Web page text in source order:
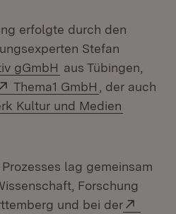
erfolgte durch den
Stefan
gGmbH (Öffnet in neuem
aus Tübingen,
Extern:
Thema1 GmbH (Öffnet in
, der auch
Kultur und Medien
lag gemeinsam
Forschung
und bei der